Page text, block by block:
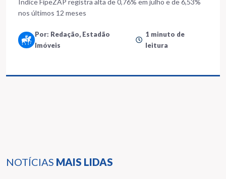
NOTÍCIAS MAIS LIDAS
Índice FipeZAP registra alta de 0,76% em julho e de 6,53%
nos últimos 12 meses
Por: Redação, Estadão
Imóveis
1 minuto de
leitura